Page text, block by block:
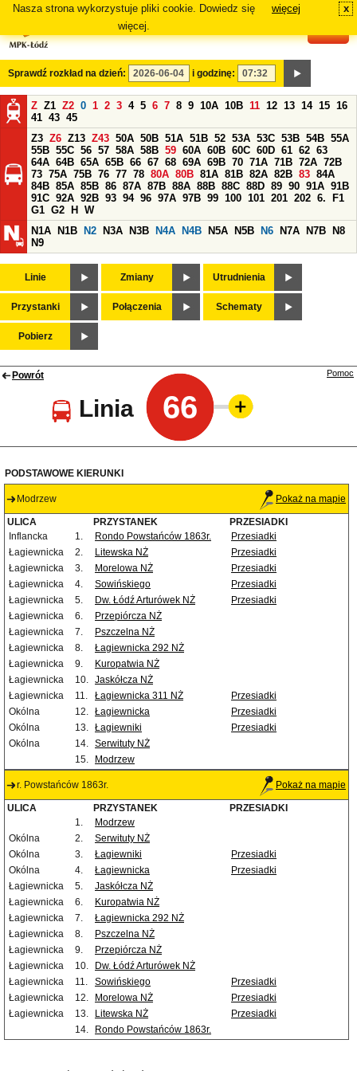
Nasza strona wykorzystuje pliki cookie. Dowiedz się
więcej.
więcej x
Sprawdź rozkład na dzień: i godzinę:
Z Z1 Z2 0 1 2 3 4 5 6 7 8 9 10A 10B 11 12 13 14 15 16
41 43 45
Z3 Z6 Z13 Z43 50A 50B 51A 51B 52 53A 53C 53B 54B 55A
55B 55C 56 57 58A 58B 59 60A 60B 60C 60D 61 62 63
64A 64B 65A 65B 66 67 68 69A 69B 70 71A 71B 72A 72B
73 75A 75B 76 77 78 80A 80B 81A 81B 82A 82B 83 84A
84B 85A 85B 86 87A 87B 88A 88B 88C 88D 89 90 91A 91B
91C 92A 92B 93 94 96 97A 97B 99 100 101 201 202 6.
F1
G1 G2 H
W
N1A
N1B N2 N3A N3B N4A N4B N5A N5B N6 N7A N7B
N8
N9
Linie Zmiany Utrudnienia
Przystanki Połączenia Schematy
Pobierz
Powrót
Linia 66
Pomoc
PODSTAWOWE KIERUNKI
Modrzew Pokaż na mapie
ULICA PRZYSTANEK
PRZESIADKI
Inflancka
1. Rondo Powstańców 1863r.
Przesiadki
Łagiewnicka
2. Litewska NŻ
Przesiadki
Łagiewnicka
3. Morelowa NŻ
Przesiadki
Łagiewnicka
4. Sowińskiego
Przesiadki
Łagiewnicka
5. Dw. Łódź Arturówek NŻ
Przesiadki
Łagiewnicka
6.
Przepiórcza NŻ
Łagiewnicka
7.
Pszczelna NŻ
Łagiewnicka
8.
Łagiewnicka 292 NŻ
Łagiewnicka
9.
Kuropatwia NŻ
Łagiewnicka
10. Jaskółcza NŻ
Łagiewnicka
11. Łagiewnicka 311 NŻ
Przesiadki
Okólna
12. Łagiewnicka
Przesiadki
Okólna
13. Łagiewniki
Przesiadki
Okólna
14. Serwituty NŻ
15.
Modrzew
r. Powstańców 1863r. Pokaż na mapie
ULICA PRZYSTANEK
PRZESIADKI
1.
Modrzew
Okólna
2.
Serwituty NŻ
Okólna
3. Łagiewniki
Przesiadki
Okólna
4. Łagiewnicka
Przesiadki
Łagiewnicka
5.
Jaskółcza NŻ
Łagiewnicka
6.
Kuropatwia NŻ
Łagiewnicka
7.
Łagiewnicka 292 NŻ
Łagiewnicka
8.
Pszczelna NŻ
Łagiewnicka
9.
Przepiórcza NŻ
Łagiewnicka
10.
Dw. Łódź Arturówek NŻ
Łagiewnicka
11. Sowińskiego
Przesiadki
Łagiewnicka
12. Morelowa NŻ
Przesiadki
Łagiewnicka
13. Litewska NŻ
Przesiadki
14.
Rondo Powstańców 1863r.